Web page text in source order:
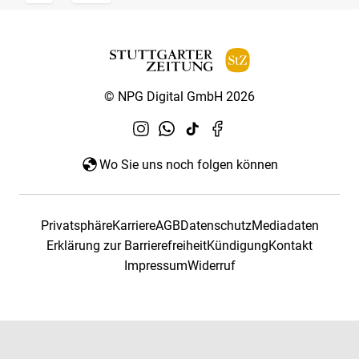
© NPG Digital GmbH 2026
Wo Sie uns noch folgen können
PrivatsphäreKarriereAGBDatenschutzMediadaten
Erklärung zur BarrierefreiheitKündigungKontakt
ImpressumWiderruf